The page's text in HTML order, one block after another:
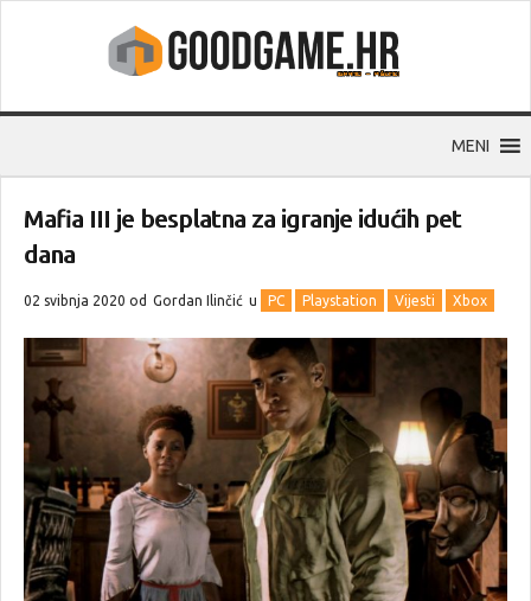
MENI
Mafia III je besplatna za igranje idućih pet
dana
02 svibnja 2020 od Gordan Ilinčić u PC Playstation Vijesti Xbox